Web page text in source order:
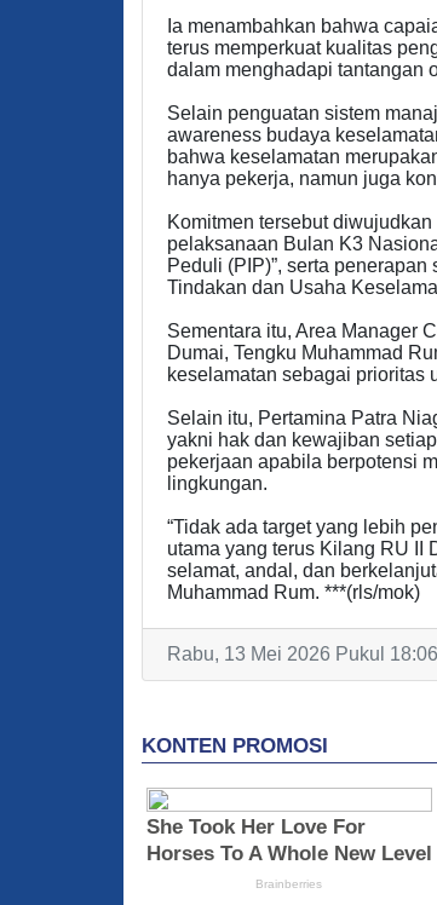
Ia menambahkan bahwa
terus memperkuat kualitas
dalam menghadapi tantangan
Selain penguatan sistem
awareness budaya
bahwa keselamatan
hanya pekerja, namun juga
Komitmen tersebut
pelaksanaan Bulan K3
Peduli (PIP)”, serta
Tindakan dan Usaha
Sementara itu, Area Manager
Dumai, Tengku Muhammad
keselamatan sebagai prioritas
Selain itu, Pertamina Patra
yakni hak dan kewajiban
pekerjaan apabila berpotensi
lingkungan.
“Tidak ada target yang lebih
utama yang terus Kilang RU II
selamat, andal, dan
Muhammad Rum. ***(rls/mok)
Rabu, 13 Mei 2026 Pukul